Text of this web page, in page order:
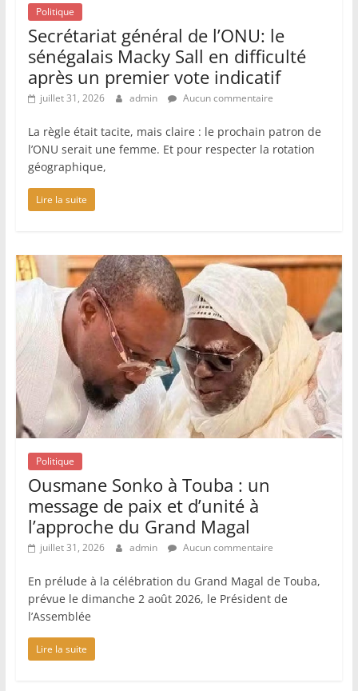
Politique
Secrétariat général de l’ONU: le
sénégalais Macky Sall en difficulté
après un premier vote indicatif
juillet 31, 2026 admin Aucun commentaire
La règle était tacite, mais claire : le prochain patron de
l’ONU serait une femme. Et pour respecter la rotation
géographique,
Lire la suite
Politique
Ousmane Sonko à Touba : un
message de paix et d’unité à
l’approche du Grand Magal
juillet 31, 2026 admin Aucun commentaire
En prélude à la célébration du Grand Magal de Touba,
prévue le dimanche 2 août 2026, le Président de
l’Assemblée
Lire la suite